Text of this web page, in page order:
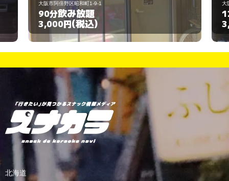
大阪市天王寺区勝山1-8-4
120分飲み放題
3,000円(税込)
北海道